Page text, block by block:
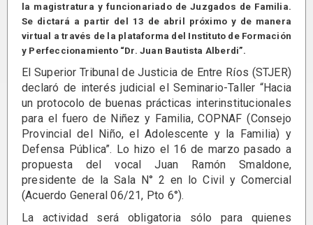
la magistratura y funcionariado de Juzgados de Familia.
Se dictará a partir del 13 de abril próximo y de manera
virtual a través de la plataforma del Instituto de Formación
y Perfeccionamiento “Dr. Juan Bautista Alberdi”.
El Superior Tribunal de Justicia de Entre Ríos (STJER)
declaró de interés judicial el Seminario-Taller “Hacia
un protocolo de buenas prácticas interinstitucionales
para el fuero de Niñez y Familia, COPNAF (Consejo
Provincial del Niño, el Adolescente y la Familia) y
Defensa Pública”. Lo hizo el 16 de marzo pasado a
propuesta del vocal Juan Ramón Smaldone,
presidente de la Sala N° 2 en lo Civil y Comercial
(Acuerdo General 06/21, Pto 6°).
La actividad será obligatoria sólo para quienes